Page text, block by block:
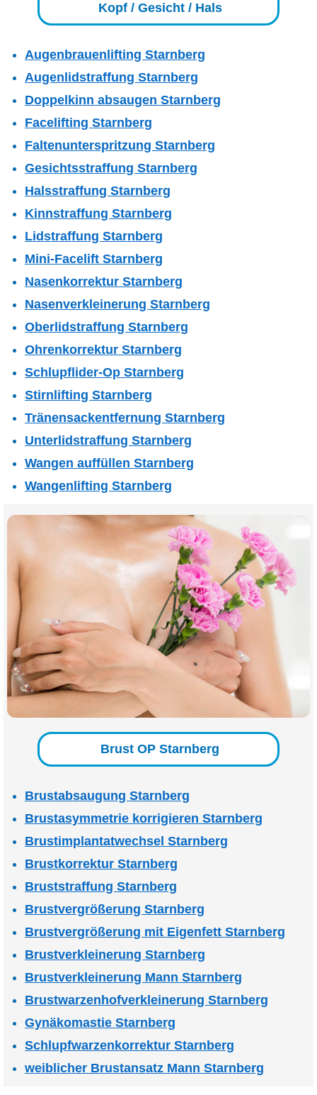
Kopf / Gesicht / Hals
Augenbrauenlifting Starnberg
Augenlidstraffung Starnberg
Doppelkinn absaugen Starnberg
Facelifting Starnberg
Faltenunterspritzung Starnberg
Gesichtsstraffung Starnberg
Halsstraffung Starnberg
Kinnstraffung Starnberg
Lidstraffung Starnberg
Mini-Facelift Starnberg
Nasenkorrektur Starnberg
Nasenverkleinerung Starnberg
Oberlidstraffung Starnberg
Ohrenkorrektur Starnberg
Schlupflider-Op Starnberg
Stirnlifting Starnberg
Tränensackentfernung Starnberg
Unterlidstraffung Starnberg
Wangen auffüllen Starnberg
Wangenlifting Starnberg
Brust OP Starnberg
Brustabsaugung Starnberg
Brustasymmetrie korrigieren Starnberg
Brustimplantatwechsel Starnberg
Brustkorrektur Starnberg
Bruststraffung Starnberg
Brustvergrößerung Starnberg
Brustvergrößerung mit Eigenfett Starnberg
Brustverkleinerung Starnberg
Brustverkleinerung Mann Starnberg
Brustwarzenhofverkleinerung Starnberg
Gynäkomastie Starnberg
Schlupfwarzenkorrektur Starnberg
weiblicher Brustansatz Mann Starnberg